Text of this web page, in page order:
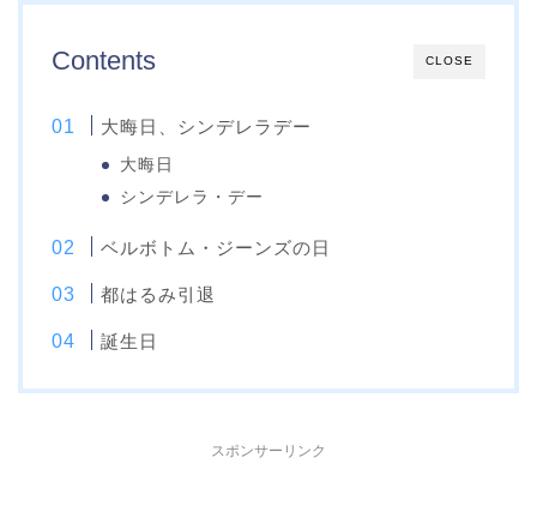
CLOSE
Contents
大晦日、シンデレラデー
大晦日
シンデレラ・デー
ベルボトム・ジーンズの日
都はるみ引退
誕生日
スポンサーリンク